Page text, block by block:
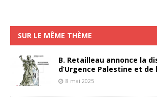
SUR LE MÊME THÈME
B. Retailleau annonce la
d’Urgence Palestine et de
8 mai 2025